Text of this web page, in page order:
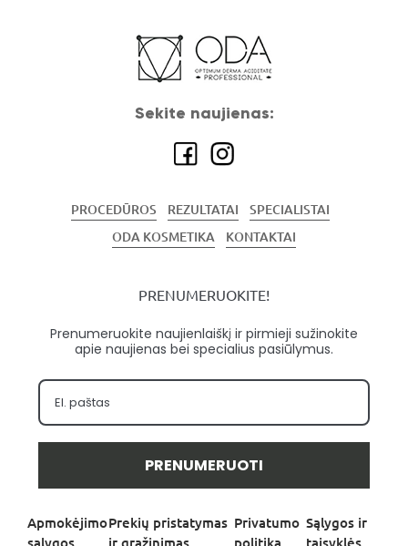
Sekite naujienas:
PROCEDŪROS REZULTATAI
SPECIALISTAI
ODA KOSMETIKA
KONTAKTAI
PRENUMERUOKITE!
Prenumeruokite naujienlaiškį ir pirmieji sužinokite
apie naujienas bei specialius pasiūlymus.
PRENUMERUOTI
Apmokėjimo
sąlygos
Prekių pristatymas
ir grąžinimas
Privatumo
politika
Sąlygos ir
taisyklės